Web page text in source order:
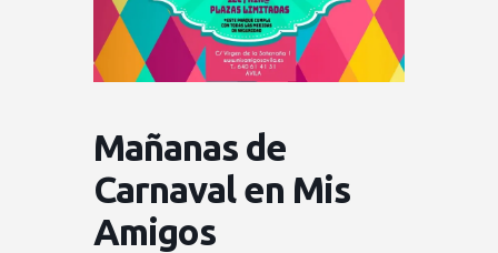
Mañanas de
Carnaval en Mis
Amigos